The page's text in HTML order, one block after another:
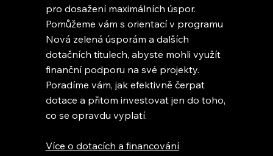
pro dosažení maximálních úspor.
Pomůžeme vám s orientací v programu
Nová zelená úsporám a dalších
dotačních titulech, abyste mohli využít
finanční podporu na své projekty.
Poradíme vám, jak efektivně čerpat
dotace a přitom investovat jen do toho,
co se opravdu vyplatí.
Více o dotacích a financování